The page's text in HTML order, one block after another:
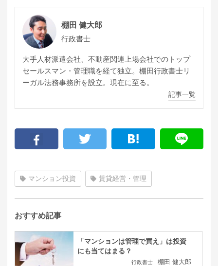
棚田 健大郎
行政書士
大手人材派遣会社、不動産関連上場会社でのトップ
セールスマン・管理職を経て独立。棚田行政書士リ
ーガル法務事務所を設立。現在に至る。
記事一覧
マンション投資 賃貸経営・管理
おすすめ記事
「マンションは管理で買え」は投資
にも当てはまる？
行政書士 棚田 健大郎